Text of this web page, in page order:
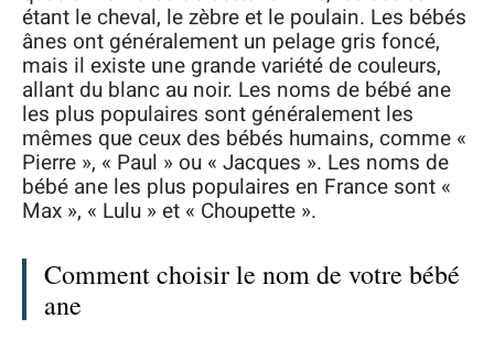
étant le cheval, le zèbre et le poulain. Les bébés
ânes ont généralement un pelage gris foncé,
mais il existe une grande variété de couleurs,
allant du blanc au noir. Les noms de bébé ane
les plus populaires sont généralement les
mêmes que ceux des bébés humains, comme «
Pierre », « Paul » ou « Jacques ». Les noms de
bébé ane les plus populaires en France sont «
Max », « Lulu » et « Choupette ».
Comment choisir le nom de votre bébé
ane